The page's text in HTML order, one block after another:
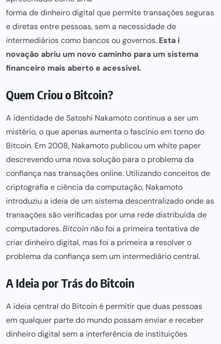
forma de dinheiro digital que permite transações seguras
e diretas entre pessoas, sem a necessidade de
intermediários como bancos ou governos. Esta i
novação abriu um novo caminho para um sistema
financeiro mais aberto e acessível.
Quem Criou o Bitcoin?
A identidade de Satoshi Nakamoto continua a ser um
mistério, o que apenas aumenta o fascínio em torno do
Bitcoin. Em 2008, Nakamoto publicou um white paper
descrevendo uma nova solução para o problema da
confiança nas transações online. Utilizando conceitos de
criptografia e ciência da computação, Nakamoto
introduziu a ideia de um sistema descentralizado onde as
transações são verificadas por uma rede distribuída de
computadores.Bitcoin não foi a primeira tentativa de
criar dinheiro digital, mas foi a primeira a resolver o
problema da confiança sem um intermediário central.
A Ideia por Trás do Bitcoin
A ideia central do Bitcoin é permitir que duas pessoas
emqualquer parte do mundo possam enviar e receber
dinheiro digital sem a interferência de instituições